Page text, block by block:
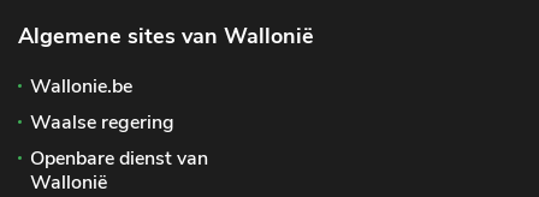
Algemene sites van Wallonië
Wallonie.be
Waalse regering
Openbare dienst van
Wallonië